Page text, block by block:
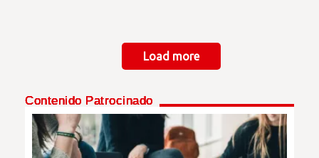
Load more
Contenido Patrocinado